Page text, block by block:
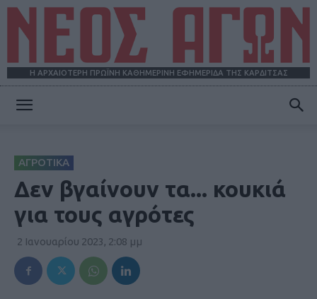
Η ΑΡΧΑΙΟΤΕΡΗ ΠΡΩΪΝΗ ΚΑΘΗΜΕΡΙΝΗ ΕΦΗΜΕΡΙΔΑ ΤΗΣ ΚΑΡΔΙΤΣΑΣ
ΑΓΡΟΤΙΚΑ
Δεν βγαίνουν τα... κουκιά
για τους αγρότες
2 Ιανουαρίου 2023, 2:08 μμ